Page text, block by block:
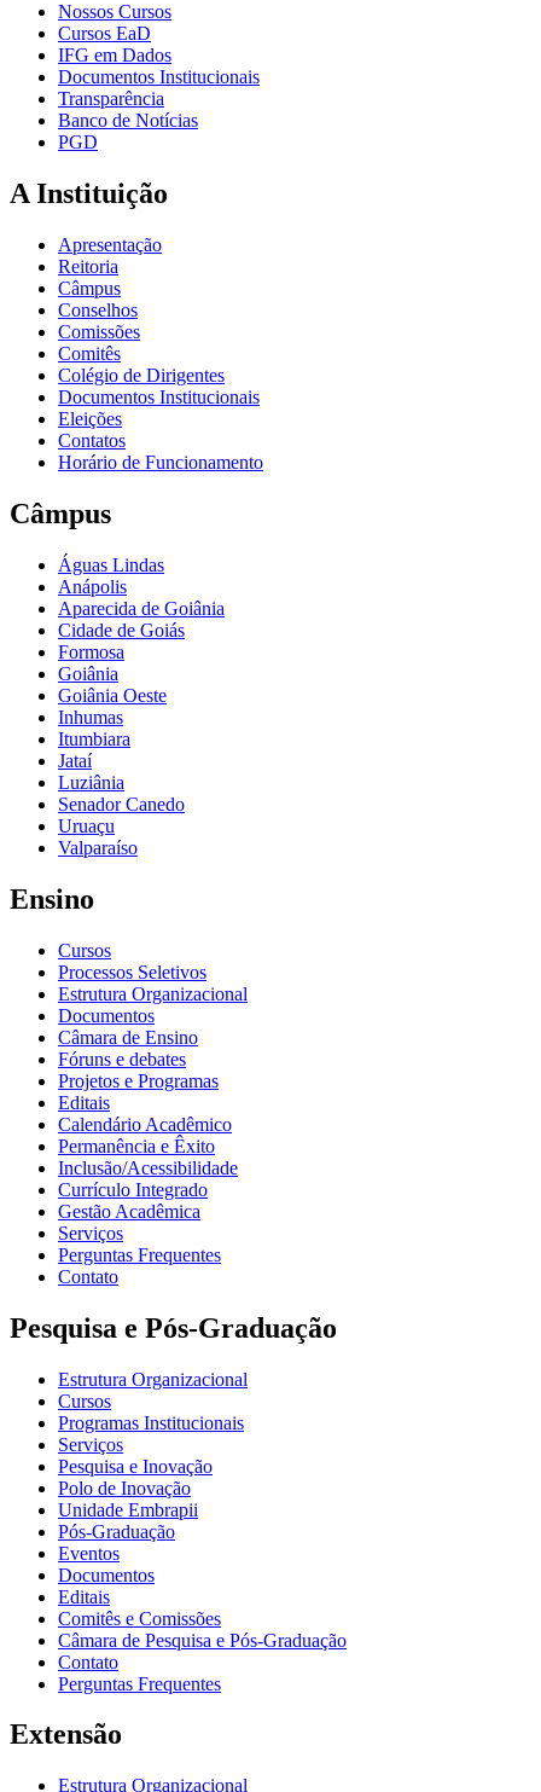
Nossos Cursos
Cursos EaD
IFG em Dados
Documentos Institucionais
Transparência
Banco de Notícias
PGD
A Instituição
Apresentação
Reitoria
Câmpus
Conselhos
Comissões
Comitês
Colégio de Dirigentes
Documentos Institucionais
Eleições
Contatos
Horário de Funcionamento
Câmpus
Águas Lindas
Anápolis
Aparecida de Goiânia
Cidade de Goiás
Formosa
Goiânia
Goiânia Oeste
Inhumas
Itumbiara
Jataí
Luziânia
Senador Canedo
Uruaçu
Valparaíso
Ensino
Cursos
Processos Seletivos
Estrutura Organizacional
Documentos
Câmara de Ensino
Fóruns e debates
Projetos e Programas
Editais
Calendário Acadêmico
Permanência e Êxito
Inclusão/Acessibilidade
Currículo Integrado
Gestão Acadêmica
Serviços
Perguntas Frequentes
Contato
Pesquisa e Pós-Graduação
Estrutura Organizacional
Cursos
Programas Institucionais
Serviços
Pesquisa e Inovação
Polo de Inovação
Unidade Embrapii
Pós-Graduação
Eventos
Documentos
Editais
Comitês e Comissões
Câmara de Pesquisa e Pós-Graduação
Contato
Perguntas Frequentes
Extensão
Estrutura Organizacional